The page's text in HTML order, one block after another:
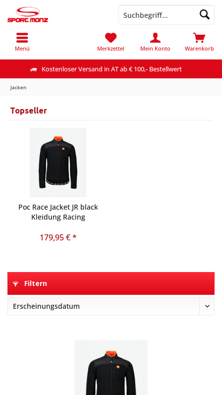
Kostenloser Versand in AT ab € 100,- Bestellwert
Menü Warenkorb
Merkzettel Mein Konto
Jacken
Topseller
Poc Race Jacket JR black
Kleidung Racing
179,95 € *
Filtern